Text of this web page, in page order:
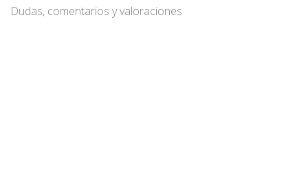
Dudas, comentarios y valoraciones